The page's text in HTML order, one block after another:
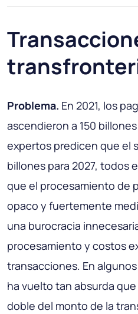
Problema. En 2021, los
ascendieron a 150
expertos predicen que el
billones para 2027, todos
que el procesamiento de
opaco y fuertemente
una burocracia
procesamiento y costos
transacciones. En
ha vuelto tan absurda
doble del monto de la